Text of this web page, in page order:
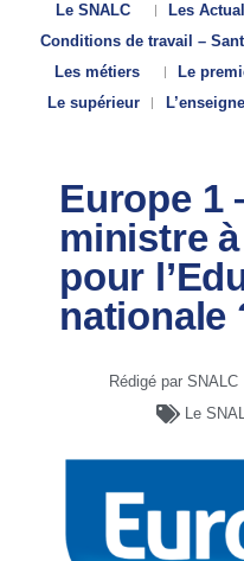
Le SNALC Les
Conditions de travail –
Les métiers
Le
Le supérieur
Europe 1
ministre
pour
nationale
Rédigé par SNALC
Le